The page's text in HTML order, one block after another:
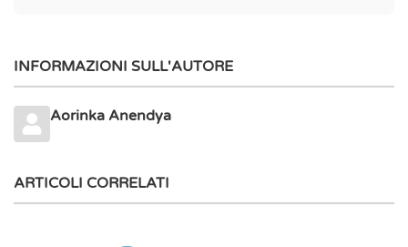
INFORMAZIONI SULL'AUTORE
Aorinka Anendya
ARTICOLI CORRELATI